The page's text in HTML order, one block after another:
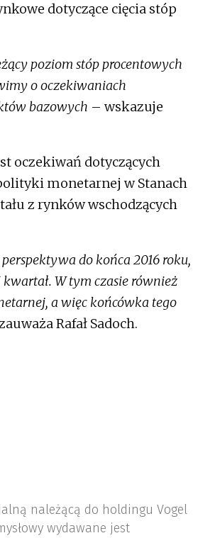
dotyczące cięcia stóp
poziom stóp procentowych
o oczekiwaniach
bazowych – wskazuje
oczekiwań dotyczących
monetarnej w Stanach
z rynków wschodzących
do końca 2016 roku,
W tym czasie również
a więc końcówka tego
Rafał Sadoch.
należącą do holdingu Vogel
wydawane jest